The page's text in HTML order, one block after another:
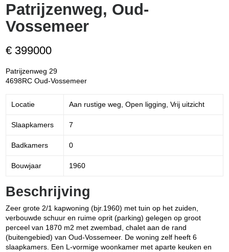
Patrijzenweg, Oud-
Vossemeer
€ 399000
Patrijzenweg 29
4698RC Oud-Vossemeer
Locatie Aan rustige weg, Open ligging, Vrij uitzicht
Slaapkamers 7
Badkamers 0
Bouwjaar 1960
Beschrijving
Zeer grote 2/1 kapwoning (bjr.1960) met tuin op het zuiden,
verbouwde schuur en ruime oprit (parking) gelegen op groot
perceel van 1870 m2 met zwembad, chalet aan de rand
(buitengebied) van Oud-Vossemeer. De woning zelf heeft 6
slaapkamers. Een L-vormige woonkamer met aparte keuken en